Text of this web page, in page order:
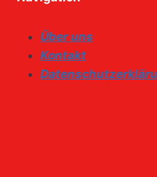
Über uns
Kontakt